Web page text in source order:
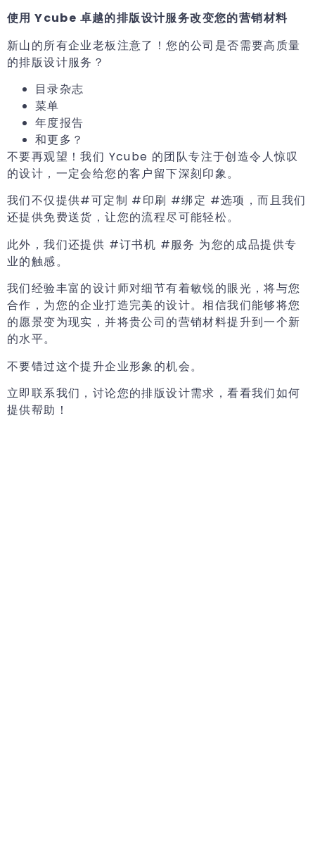
使用 Ycube 卓越的排版设计服务改变您的营销材料
新山的所有企业老板注意了！您的公司是否需要高质量
的排版设计服务？
目录杂志
菜单
年度报告
和更多？
不要再观望！我们 Ycube 的团队专注于创造令人惊叹
的设计，一定会给您的客户留下深刻印象。
我们不仅提供#可定制 #印刷 #绑定 #选项，而且我们
还提供免费送货，让您的流程尽可能轻松。
此外，我们还提供 #订书机 #服务 为您的成品提供专
业的触感。
我们经验丰富的设计师对细节有着敏锐的眼光，将与您
合作，为您的企业打造完美的设计。相信我们能够将您
的愿景变为现实，并将贵公司的营销材料提升到一个新
的水平。
不要错过这个提升企业形象的机会。
立即联系我们，讨论您的排版设计需求，看看我们如何
提供帮助！